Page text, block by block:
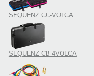
SEQUENZ CC-VOLCA
SEQUENZ CB-4VOLCA